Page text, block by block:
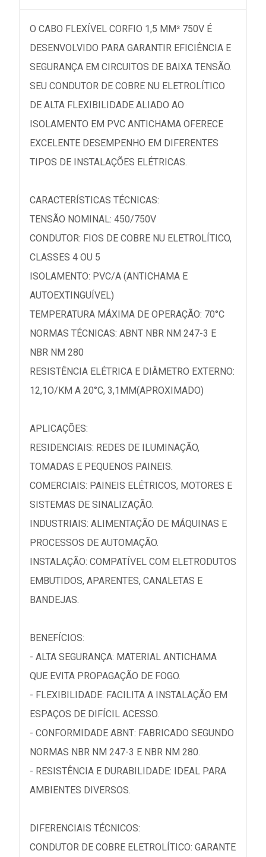
O CABO FLEXÍVEL CORFIO 1,5 MM² 750V É
DESENVOLVIDO PARA GARANTIR EFICIÊNCIA E
SEGURANÇA EM CIRCUITOS DE BAIXA TENSÃO.
SEU CONDUTOR DE COBRE NU ELETROLÍTICO
DE ALTA FLEXIBILIDADE ALIADO AO
ISOLAMENTO EM PVC ANTICHAMA OFERECE
EXCELENTE DESEMPENHO EM DIFERENTES
TIPOS DE INSTALAÇÕES ELÉTRICAS.
CARACTERÍSTICAS TÉCNICAS:
TENSÃO NOMINAL: 450/750V
CONDUTOR: FIOS DE COBRE NU ELETROLÍTICO,
CLASSES 4 OU 5
ISOLAMENTO: PVC/A (ANTICHAMA E
AUTOEXTINGUÍVEL)
TEMPERATURA MÁXIMA DE OPERAÇÃO: 70°C
NORMAS TÉCNICAS: ABNT NBR NM 247-3 E
NBR NM 280
RESISTÊNCIA ELÉTRICA E DIÂMETRO EXTERNO:
12,1O/KM A 20°C, 3,1MM(APROXIMADO)
APLICAÇÕES:
RESIDENCIAIS: REDES DE ILUMINAÇÃO,
TOMADAS E PEQUENOS PAINEIS.
COMERCIAIS: PAINEIS ELÉTRICOS, MOTORES E
SISTEMAS DE SINALIZAÇÃO.
INDUSTRIAIS: ALIMENTAÇÃO DE MÁQUINAS E
PROCESSOS DE AUTOMAÇÃO.
INSTALAÇÃO: COMPATÍVEL COM ELETRODUTOS
EMBUTIDOS, APARENTES, CANALETAS E
BANDEJAS.
BENEFÍCIOS:
- ALTA SEGURANÇA: MATERIAL ANTICHAMA
QUE EVITA PROPAGAÇÃO DE FOGO.
- FLEXIBILIDADE: FACILITA A INSTALAÇÃO EM
ESPAÇOS DE DIFÍCIL ACESSO.
- CONFORMIDADE ABNT: FABRICADO SEGUNDO
NORMAS NBR NM 247-3 E NBR NM 280.
- RESISTÊNCIA E DURABILIDADE: IDEAL PARA
AMBIENTES DIVERSOS.
DIFERENCIAIS TÉCNICOS:
CONDUTOR DE COBRE ELETROLÍTICO: GARANTE